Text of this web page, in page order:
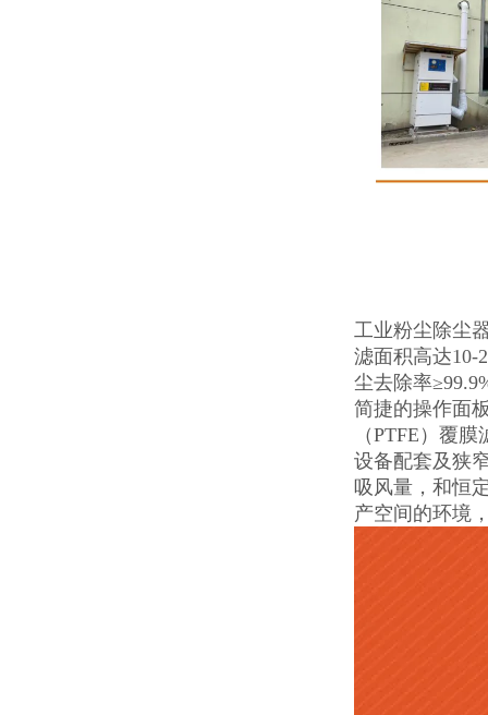
工业粉尘除尘
滤面积高达10-
尘去除率
简捷的操作面
（PTFE）覆
设备配套及狭
吸风量，和恒
产空间的环境